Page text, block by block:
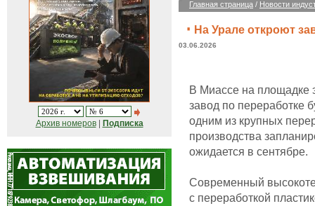
Архив номеров| Подписка
Главная страница / Новости
На Урале откроют
03.06.2026
В Миассе на площадке
завод по переработке
одним из крупных
производства
ожидается в сентябре.
Современный
с переработкой